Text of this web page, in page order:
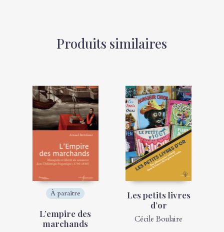
Produits similaires
À paraître
L’empire des
marchands
Les petits livres
d’or
Cécile Boulaire